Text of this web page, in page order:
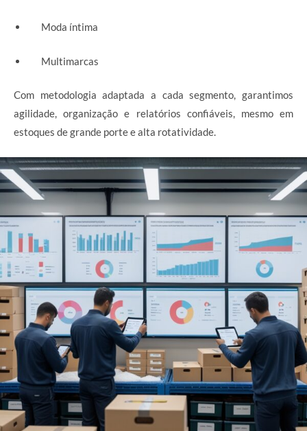
Moda íntima
Multimarcas
Com metodologia adaptada a cada segmento, garantimos
agilidade, organização e relatórios confiáveis, mesmo em
estoques de grande porte e alta rotatividade.